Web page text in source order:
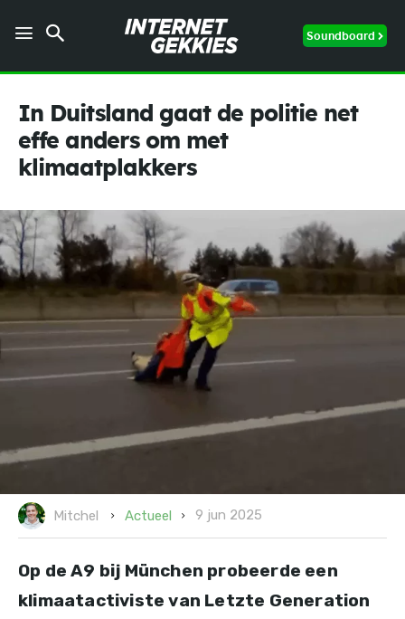
Soundboard
In Duitsland gaat de politie net
effe anders om met
klimaatplakkers
Mitchel Actueel 9 jun 2025
Op de A9 bij München probeerde een
klimaatactiviste van Letzte Generation